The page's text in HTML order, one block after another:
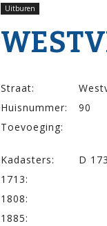
Uitburen
Straat:
Huisnummer:
90
Toevoeging:
Kadasters:
D
1713:
1808:
1885: